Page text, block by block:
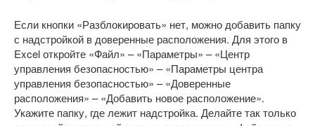
Если кнопки «Разблокировать» нет, можно добавить папку
с надстройкой в доверенные расположения. Для этого в
Excel откройте «Файл» – «Параметры» – «Центр
управления безопасностью» – «Параметры центра
управления безопасностью» – «Доверенные
расположения» – «Добавить новое расположение».
Укажите папку, где лежит надстройка. Делайте так только